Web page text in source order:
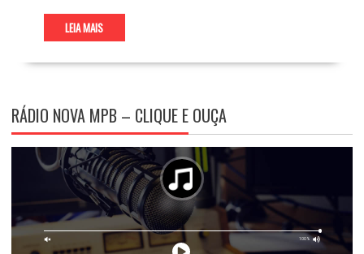
LEIA MAIS
RÁDIO NOVA MPB – CLIQUE E OUÇA